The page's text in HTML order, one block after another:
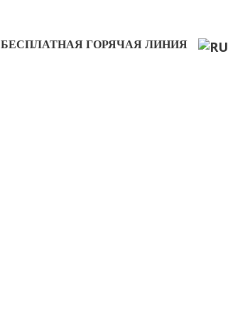
БЕСПЛАТНАЯ ГОРЯЧАЯ ЛИНИЯ